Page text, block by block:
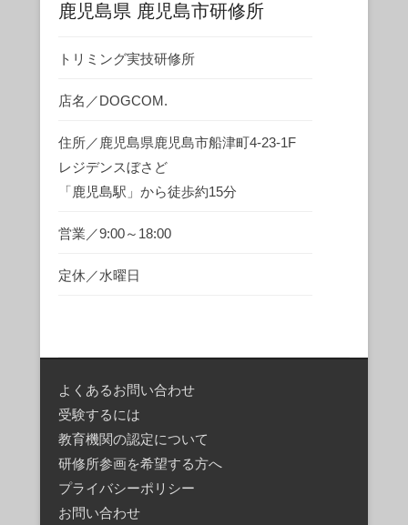
鹿児島県 鹿児島市研修所
トリミング実技研修所
店名／DOGCOM.
住所／鹿児島県鹿児島市船津町4-23-1F
レジデンスぼさど
「鹿児島駅」から徒歩約15分
営業／9:00～18:00
定休／水曜日
よくあるお問い合わせ
受験するには
教育機関の認定について
研修所参画を希望する方へ
プライバシーポリシー
お問い合わせ